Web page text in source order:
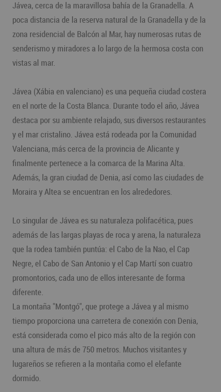
Jávea, cerca de la maravillosa bahía de la Granadella. A
poca distancia de la reserva natural de la Granadella y de la
zona residencial de Balcón al Mar, hay numerosas rutas de
senderismo y miradores a lo largo de la hermosa costa con
vistas al mar.
Jávea (Xábia en valenciano) es una pequeña ciudad costera
en el norte de la Costa Blanca. Durante todo el año, Jávea
destaca por su ambiente relajado, sus diversos restaurantes
y el mar cristalino. Jávea está rodeada por la Comunidad
Valenciana, más cerca de la provincia de Alicante y
finalmente pertenece a la comarca de la Marina Alta.
Además, la gran ciudad de Denia, así como las ciudades de
Moraira y Altea se encuentran en los alrededores.
Lo singular de Jávea es su naturaleza polifacética, pues
además de las largas playas de roca y arena, la naturaleza
que la rodea también puntúa: el Cabo de la Nao, el Cap
Negre, el Cabo de San Antonio y el Cap Martí son cuatro
promontorios, cada uno de ellos interesante de forma
diferente.
La montaña "Montgó", que protege a Jávea y al mismo
tiempo proporciona una carretera de conexión con Denia,
está considerada como el pico más alto de la región con
una altura de más de 750 metros. Muchos visitantes y
lugareños se refieren a la montaña como el elefante
dormido.